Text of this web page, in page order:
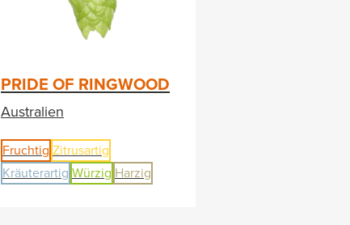
PRIDE OF RINGWOOD
Australien
Fruchtig Zitrusartig
Kräuterartig Würzig Harzig